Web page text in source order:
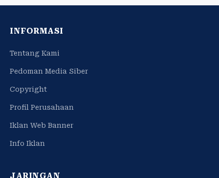
INFORMASI
Tentang Kami
Pedoman Media Siber
Copyright
Profil Perusahaan
Iklan Web Banner
Info Iklan
JARINGAN